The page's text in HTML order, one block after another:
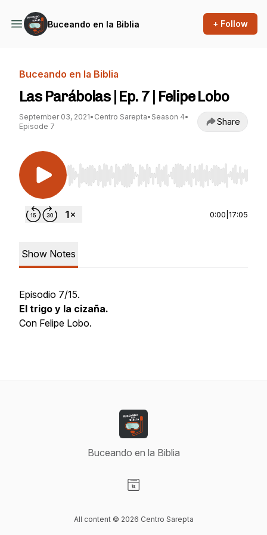
Buceando en la Biblia + Follow
Buceando en la Biblia
Las Parábolas | Ep. 7 | Felipe Lobo
September 03, 2021• Centro Sarepta• Season 4•
Episode 7
Share
Use Left/Right to seek, Home/End to jump to
0:00 17:05
Show Notes
Episodio 7/15.
El trigo y la cizaña.
Con Felipe Lobo.
Buceando en la Biblia
All content © 2026 Centro Sarepta